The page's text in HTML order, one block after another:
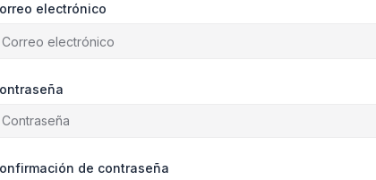
electrónico
de contraseña